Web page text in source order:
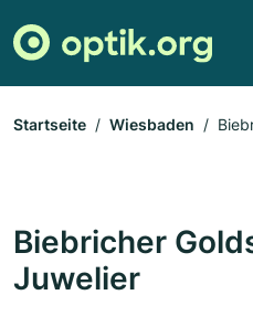
Startseite Wiesbaden
Biebricher
Juwelier